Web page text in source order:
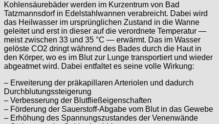
Kohlensäurebäder werden im Kurzentrum von Bad
Tatzmannsdorf in Edelstahlwannen verabreicht. Dabei wird
das Heilwasser im ursprünglichen Zustand in die Wanne
geleitet und erst in dieser auf die verordnete Temperatur —
meist zwischen 33 und 35 °C — erwärmt. Das im Wasser
gelöste CO2 dringt während des Bades durch die Haut in
den Körper, wo es im Blut zur Lunge transportiert und wieder
abgeatmet wird. Dabei entfaltet es seine volle Wirkung:
– Erweiterung der präkapillaren Arteriolen und dadurch
Durchblutungssteigerung
– Verbesserung der Blutfließeigenschaften
– Förderung der Sauerstoff-Abgabe vom Blut in das Gewebe
– Erhöhung des Spannungszustandes der Venenwände